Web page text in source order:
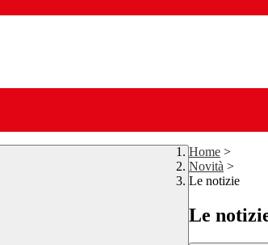
Home >
Novità >
Le notizie
Le